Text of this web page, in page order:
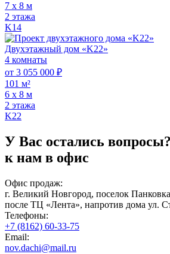
7 х 8 м
2 этажа
K14
Двухэтажный дом «K22»
4 комнаты
от 3 055 000 ₽
101 м²
6 х 8 м
2 этажа
K22
У Вас остались вопросы?
к нам в офис
Офис продаж:
г. Великий Новгород, поселок
после ТЦ «Лента», напротив дома ул.
Телефоны:
+7 (8162) 60-33-75
Email:
nov.dachi@mail.ru